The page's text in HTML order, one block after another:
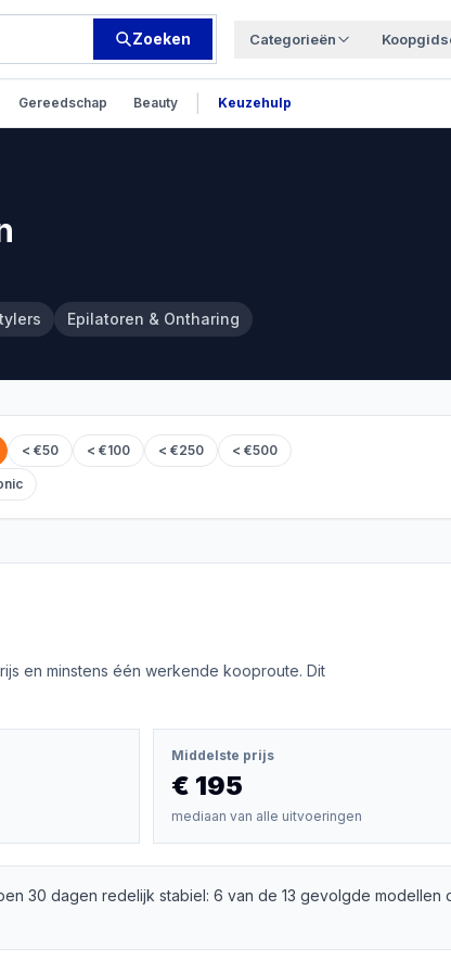
Zoeken Categorieën
Gereedschap Beauty Keuzehulp
Epilatoren & Ontharing
< €50 < €100 < €250 < €500
en minstens één werkende kooproute. Dit
Middelste prijs
€ 195
mediaan van alle uitvoeringen
30 dagen redelijk stabiel: 6 van de 13 gevolgde modellen